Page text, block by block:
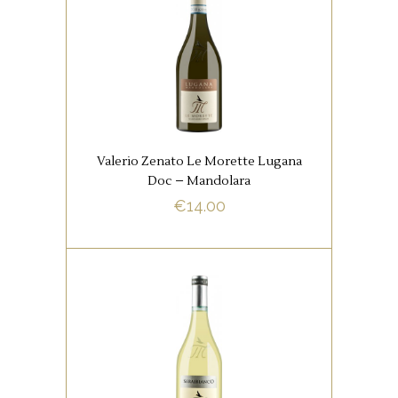
WITTE WIJNEN
Het is een zeer gebalanceerde
wijn met een aangenaam en fris
boeket, met een intro van
BUY NOW
Valerio Zenato Le Morette Lugana
Doc – Mandolara
€14.00
WITTE WIJNEN
De wijn heeft een heerlijk